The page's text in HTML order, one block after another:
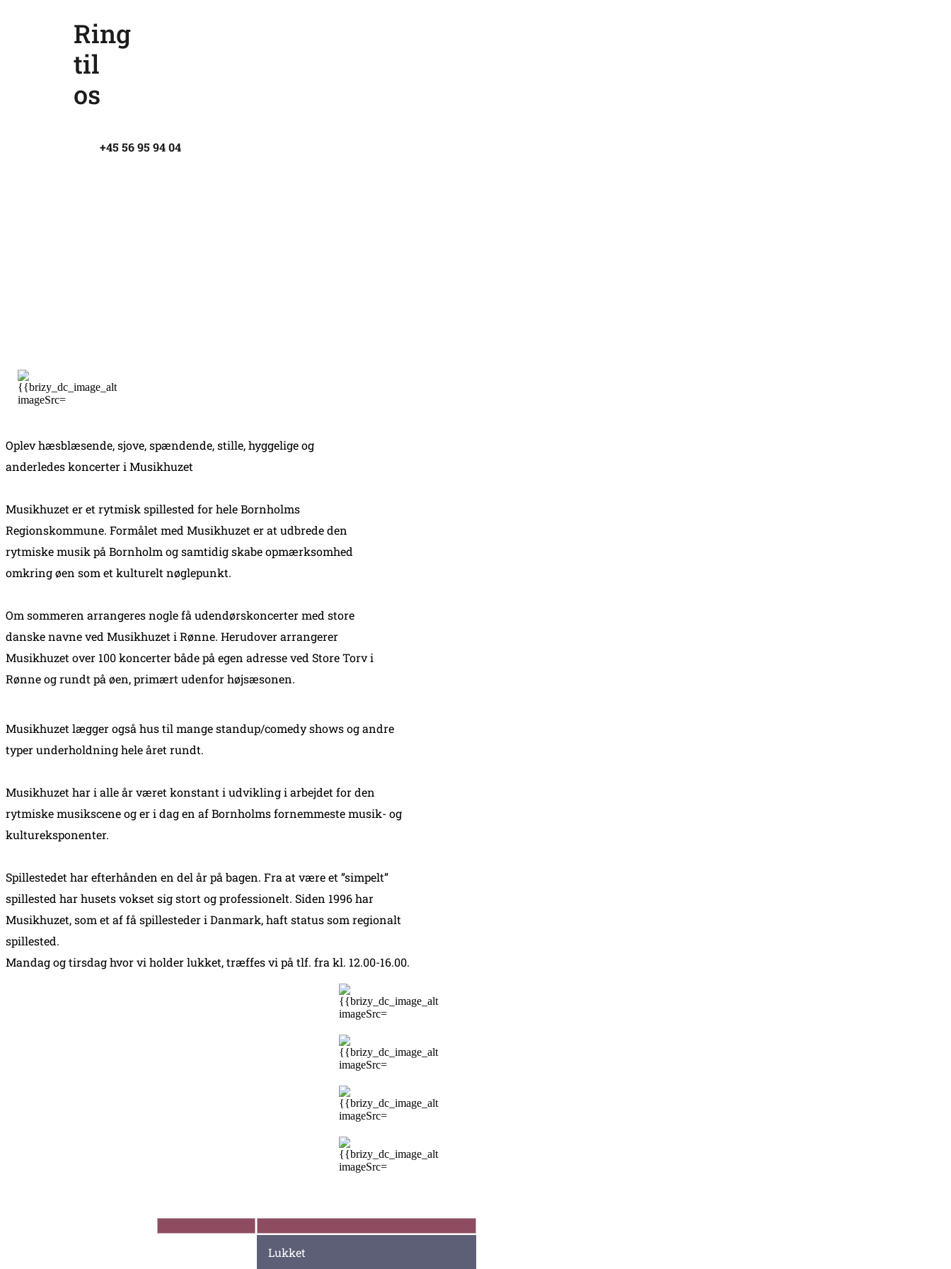
Ring
til
os
+45 56 95 94 04
Oplev hæsblæsende, sjove, spændende, stille, hyggelige og
anderledes koncerter i Musikhuzet
Musikhuzet er et rytmisk spillested for hele Bornholms
Regionskommune. Formålet med Musikhuzet er at udbrede den
rytmiske musik på Bornholm og samtidig skabe opmærksomhed
omkring øen som et kulturelt nøglepunkt.
Om sommeren arrangeres nogle få udendørskoncerter med store
danske navne ved Musikhuzet i Rønne. Herudover arrangerer
Musikhuzet over 100 koncerter både på egen adresse ved Store Torv i
Rønne og rundt på øen, primært udenfor højsæsonen.
Musikhuzet lægger også hus til mange standup/comedy shows og andre
typer underholdning hele året rundt.
Musikhuzet har i alle år været konstant i udvikling i arbejdet for den
rytmiske musikscene og er i dag en af Bornholms fornemmeste musik- og
kultureksponenter.
Spillestedet har efterhånden en del år på bagen. Fra at være et ”simpelt”
spillested har husets vokset sig stort og professionelt. Siden 1996 har
Musikhuzet, som et af få spillesteder i Danmark, haft status som regionalt
spillested.
Mandag og tirsdag hvor vi holder lukket, træffes vi på tlf. fra kl. 12.00-16.00.
Lukket